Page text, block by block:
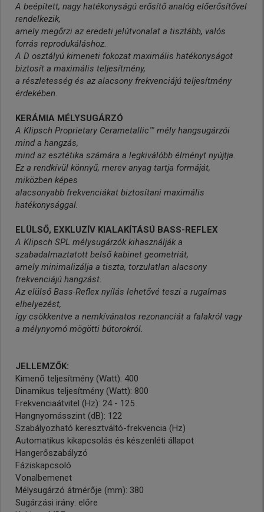
A beépített, nagy hatékonyságú erősítő analóg előerősítővel
rendelkezik,
amely megőrzi az eredeti jelútvonalat a tisztább, valós
forrás reprodukáláshoz.
A D osztályú kimeneti fokozat maximális hatékonyságot
biztosít a maximális teljesítmény,
a részletesség és az alacsony frekvenciájú teljesítmény
érdekében.
KERÁMIA MÉLYSUGÁRZÓ
A Klipsch Proprietary Cerametallic™ mély hangsugárzói
mind a hangzás,
mind az esztétika számára a legkiválóbb élményt nyújtja.
Ez a rendkívül könnyű, merev anyag tartja formáját,
miközben képes
alacsonyabb frekvenciákat biztosítani maximális
hatékonysággal.
ELÜLSŐ, EXKLUZÍV KIALAKÍTÁSÚ BASS-REFLEX
A Klipsch SPL mélysugárzók kihasználják a
szabadalmaztatott belső kabinet geometriát,
amely minimalizálja a tiszta, torzulatlan alacsony
frekvenciájú hangzást.
Az elülső Bass-Reflex nyílás lehetővé teszi a rugalmas
elhelyezést,
így csökkentve a nemkívánatos rezonanciát a falakról vagy
a mélynyomó mögötti bútorokról.
JELLEMZŐK:
Kimenő teljesítmény (Watt): 400
Dinamikus teljesítmény (Watt): 800
Frekvenciaátvitel (Hz): 24 - 125
Hangnyomásszint (dB): 122
Szabályozható keresztváltó-frekvencia (Hz)
Automatikus kikapcsolás és készenléti állapot
Hangerőszabályzó
Fáziskapcsoló
Vonalbemenet
Mélysugárzó átmérője (mm): 380
Sugárzási irány: előre